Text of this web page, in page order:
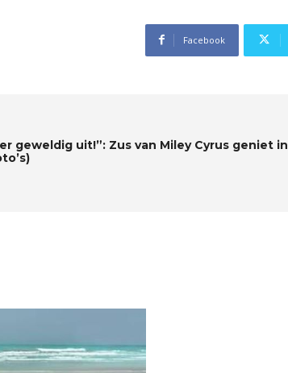
Facebook
geweldig uit!”: Zus van Miley Cyrus geniet in